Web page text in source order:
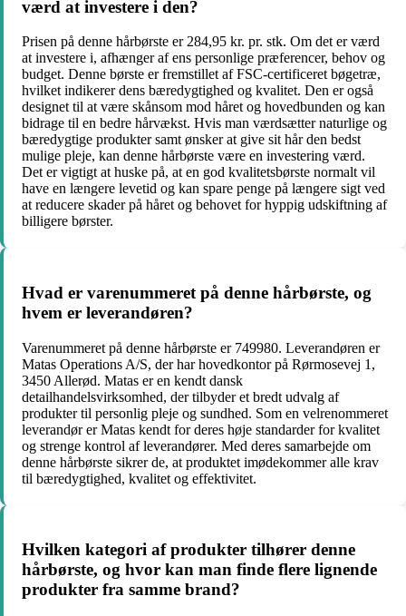
værd at investere i den?
Prisen på denne hårbørste er 284,95 kr. pr. stk. Om det er værd
at investere i, afhænger af ens personlige præferencer, behov og
budget. Denne børste er fremstillet af FSC-certificeret bøgetræ,
hvilket indikerer dens bæredygtighed og kvalitet. Den er også
designet til at være skånsom mod håret og hovedbunden og kan
bidrage til en bedre hårvækst. Hvis man værdsætter naturlige og
bæredygtige produkter samt ønsker at give sit hår den bedst
mulige pleje, kan denne hårbørste være en investering værd.
Det er vigtigt at huske på, at en god kvalitetsbørste normalt vil
have en længere levetid og kan spare penge på længere sigt ved
at reducere skader på håret og behovet for hyppig udskiftning af
billigere børster.
Hvad er varenummeret på denne hårbørste, og
hvem er leverandøren?
Varenummeret på denne hårbørste er 749980. Leverandøren er
Matas Operations A/S, der har hovedkontor på Rørmosevej 1,
3450 Allerød. Matas er en kendt dansk
detailhandelsvirksomhed, der tilbyder et bredt udvalg af
produkter til personlig pleje og sundhed. Som en velrenommeret
leverandør er Matas kendt for deres høje standarder for kvalitet
og strenge kontrol af leverandører. Med deres samarbejde om
denne hårbørste sikrer de, at produktet imødekommer alle krav
til bæredygtighed, kvalitet og effektivitet.
Hvilken kategori af produkter tilhører denne
hårbørste, og hvor kan man finde flere lignende
produkter fra samme brand?